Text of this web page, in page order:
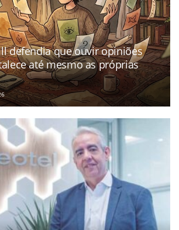
defendia que ouvir opiniões
até mesmo as próprias